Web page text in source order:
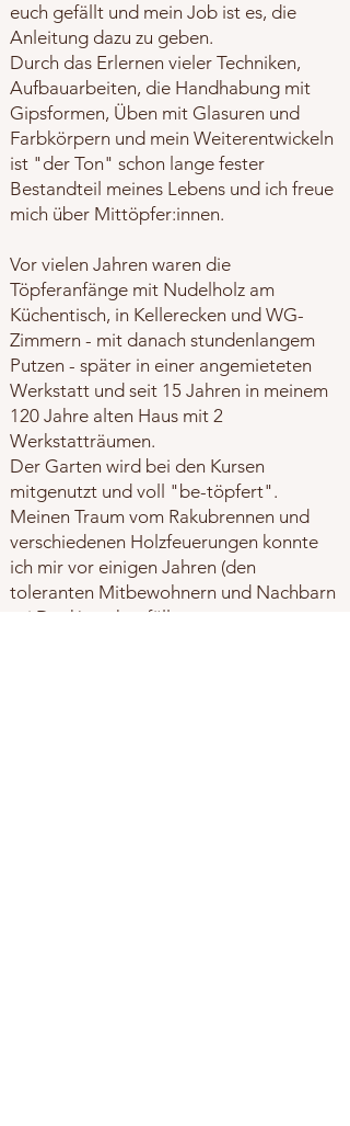
euch gefällt und mein Job ist es, die
Anleitung dazu zu geben.
Durch das Erlernen vieler Techniken,
Aufbauarbeiten, die Handhabung mit
Gipsformen, Üben mit Glasuren und
Farbkörpern und mein Weiterentwickeln
ist "der Ton" schon lange fester
Bestandteil meines Lebens und ich freue
mich über Mittöpfer:innen.​
Vor vielen Jahren waren die
Töpferanfänge mit Nudelholz am
Küchentisch, in Kellerecken und WG-
Zimmern - mit danach stundenlangem
Putzen - später in einer angemieteten
Werkstatt und seit 15 Jahren in meinem
120 Jahre alten Haus mit 2
Werkstatträumen.
Der Garten wird bei den Kursen
mitgenutzt und voll "be-töpfert".
Meinen Traum vom Rakubrennen und
verschiedenen Holzfeuerungen konnte
ich mir vor einigen Jahren (den
toleranten Mitbewohnern und Nachbarn
sei Dank) auch erfüllen.